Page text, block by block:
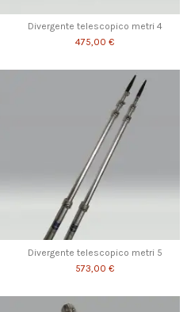
Divergente telescopico metri 4
475,00 €
Divergente telescopico metri 5
573,00 €